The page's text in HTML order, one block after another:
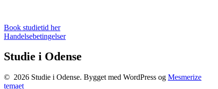
Book studietid her
Handelsebetingelser
Studie i Odense
© 2026 Studie i Odense. Bygget med WordPress og Mesmerize
temaet